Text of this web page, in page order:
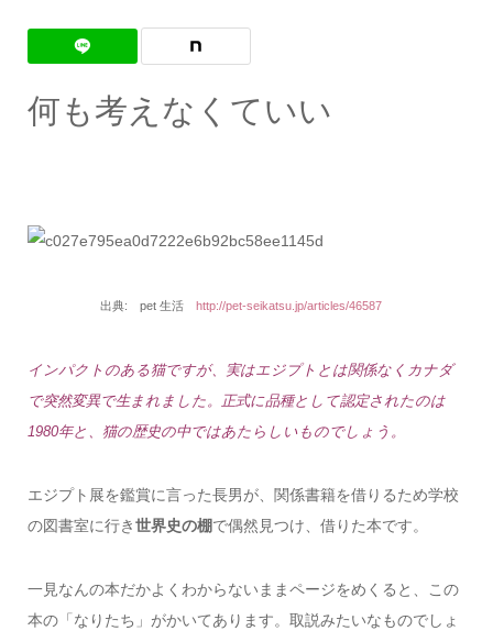
何も考えなくていい
出典: pet 生活 http://pet-seikatsu.jp/articles/46587
インパクトのある猫ですが、実はエジプトとは関係なくカナダ
で突然変異で生まれました。正式に品種として認定されたのは
1980年と、猫の歴史の中ではあたらしいものでしょう。
エジプト展を鑑賞に言った長男が、関係書籍を借りるため学校
の図書室に行き世界史の棚で偶然見つけ、借りた本です。
一見なんの本だかよくわからないままページをめくると、この
本の「なりたち」がかいてあります。取説みたいなものでしょ